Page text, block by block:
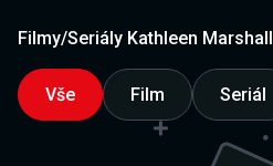
Filmy/Seriály Kathleen Marshall
Vše Film Seriál